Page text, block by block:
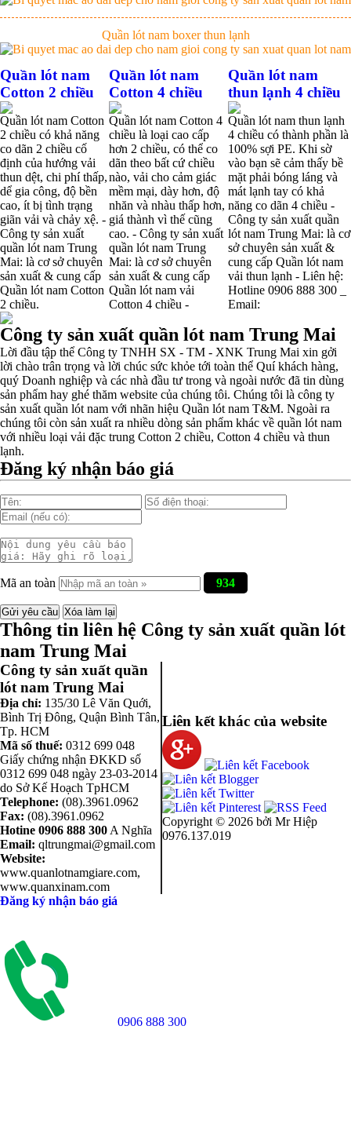
Quần lót nam boxer thun lạnh
Nguyên bộ quần lót nam Boxer thun lạnh giá rẻ
Dễ chịu hơn với quần lót nam giá rẻ vải Cotton 4 chiều
Quần lót nam
Cotton 2 chiều
Quần lót nam Cotton
2 chiều có khả năng
co dãn 2 chiều cố
định của hướng vải
thun dệt, chi phí thấp,
dể gia công, độ bền
cao, ít bị tình trạng
giãn vải và chảy xệ. -
Công ty sản xuất
quần lót nam Trung
Mai: là cơ sở chuyên
sản xuất & cung cấp
Quần lót nam Cotton
2 chiều.
Quần lót nam
Cotton 4 chiều
Quần lót nam Cotton 4
chiều là loại cao cấp
hơn 2 chiều, có thể co
dãn theo bất cứ chiều
nào, vải cho cảm giác
mềm mại, dày hơn, độ
nhăn và nhàu thấp hơn,
giá thành vì thế cũng
cao. - Công ty sản xuất
quần lót nam Trung
Mai: là cơ sở chuyên
sản xuất & cung cấp
Quần lót nam vải
Cotton 4 chiều -
Quần lót nam
thun lạnh 4 chiều
Quần lót nam thun lạnh
4 chiều có thành phần là
100% sợi PE. Khi sờ
vào bạn sẽ cảm thấy bề
mặt phải bóng láng và
mát lạnh tay có khả
năng co dãn 4 chiều -
Công ty sản xuất quần
lót nam Trung Mai: là cơ
sở chuyên sản xuất &
cung cấp Quần lót nam
vải thun lạnh - Liên hệ:
Hotline 0906 888 300 _
Email:
Công ty sản xuất quần lót nam Trung Mai
Lời đầu tập thể Công ty TNHH SX - TM - XNK Trung Mai xin gởi
lời chào trân trọng và lời chúc sức khỏe tới toàn thể Quí khách hàng,
quý Doanh nghiệp và các nhà đầu tư trong và ngoài nước đã tin dùng
sản phẩm hay ghé thăm website của chúng tôi. Chúng tôi là công ty
sản xuất quần lót nam với nhãn hiệu Quần lót nam T&M. Ngoài ra
chúng tôi còn sản xuất ra nhiều dòng sản phẩm khác về quần lót nam
với nhiều loại vải đặc trung Cotton 2 chiều, Cotton 4 chiều và thun
lạnh.
Đăng ký nhận báo giá
Mã an toàn 934
Thông tin liên hệ Công ty sản xuất quần lót
nam Trung Mai
Công ty sản xuất quần
lót nam Trung Mai
Địa chỉ: 135/30 Lê Văn Quới,
Bình Trị Đông, Quận Bình Tân,
Tp. HCM
Mã số thuế: 0312 699 048
Giấy chứng nhận ĐKKD số
0312 699 048 ngày 23-03-2014
do Sở Kế Hoạch TpHCM
Telephone: (08).3961.0962
Fax: (08).3961.0962
Hotine 0906 888 300 A Nghĩa
Email: qltrungmai@gmail.com
Website:
www.quanlotnamgiare.com,
www.quanxinam.com
Liên kết khác của website
Copyright © 2026 bởi Mr Hiệp
0976.137.019
Đăng ký nhận báo giá
0906 888 300